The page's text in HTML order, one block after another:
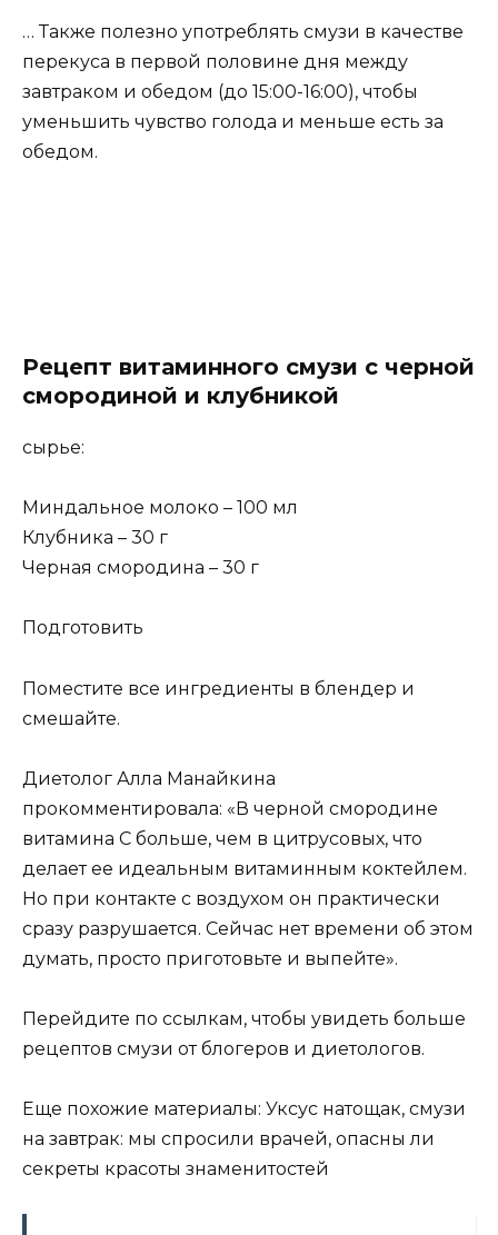
… Также полезно употреблять смузи в качестве
перекуса в первой половине дня между
завтраком и обедом (до 15:00-16:00), чтобы
уменьшить чувство голода и меньше есть за
обедом.
Рецепт витаминного смузи с черной
смородиной и клубникой
сырье:
Миндальное молоко – 100 мл
Клубника – 30 г
Черная смородина – 30 г
Подготовить
Поместите все ингредиенты в блендер и
смешайте.
Диетолог Алла Манайкина
прокомментировала: «В черной смородине
витамина С больше, чем в цитрусовых, что
делает ее идеальным витаминным коктейлем.
Но при контакте с воздухом он практически
сразу разрушается. Сейчас нет времени об этом
думать, просто приготовьте и выпейте».
Перейдите по ссылкам, чтобы увидеть больше
рецептов смузи от блогеров и диетологов.
Еще похожие материалы: Уксус натощак, смузи
на завтрак: мы спросили врачей, опасны ли
секреты красоты знаменитостей